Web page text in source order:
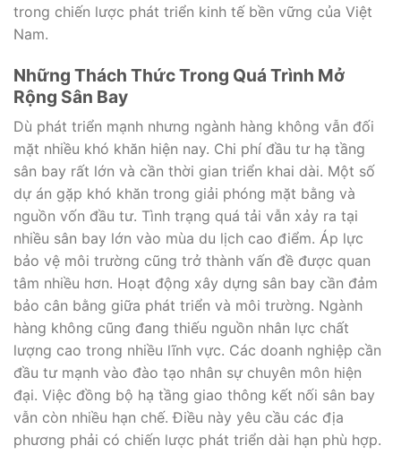
trong chiến lược phát triển kinh tế bền vững của Việt
Nam.
Những Thách Thức Trong Quá Trình Mở
Rộng Sân Bay
Dù phát triển mạnh nhưng ngành hàng không vẫn đối
mặt nhiều khó khăn hiện nay. Chi phí đầu tư hạ tầng
sân bay rất lớn và cần thời gian triển khai dài. Một số
dự án gặp khó khăn trong giải phóng mặt bằng và
nguồn vốn đầu tư. Tình trạng quá tải vẫn xảy ra tại
nhiều sân bay lớn vào mùa du lịch cao điểm. Áp lực
bảo vệ môi trường cũng trở thành vấn đề được quan
tâm nhiều hơn. Hoạt động xây dựng sân bay cần đảm
bảo cân bằng giữa phát triển và môi trường. Ngành
hàng không cũng đang thiếu nguồn nhân lực chất
lượng cao trong nhiều lĩnh vực. Các doanh nghiệp cần
đầu tư mạnh vào đào tạo nhân sự chuyên môn hiện
đại. Việc đồng bộ hạ tầng giao thông kết nối sân bay
vẫn còn nhiều hạn chế. Điều này yêu cầu các địa
phương phải có chiến lược phát triển dài hạn phù hợp.